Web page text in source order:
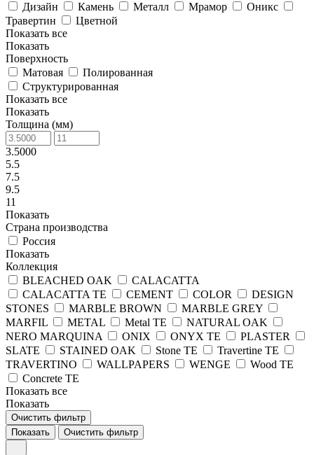
Дизайн
Камень Металл Мрамор
Оникс
Травертин
Цветной
Показать все
Показать
Поверхность
Матовая
Полированная
Структурированная
Показать все
Показать
Толщина (мм)
3.5000
5.5
7.5
9.5
11
Показать
Страна производства
Россия
Показать
Коллекция
BLEACHED OAK
CALACATTA
CALACATTA TE
CEMENT COLOR
DESIGN
STONES
MARBLE BROWN
MARBLE GREY
MARFIL
METAL Metal TE
NATURAL OAK
NERO MARQUINA
ONIX ONYX TE
PLASTER
SLATE
STAINED OAK Stone TE
Travertine TE
TRAVERTINO
WALLPAPERS WENGE
Wood TE
Сoncrete TE
Показать все
Показать
Очистить фильтр
Показать
Очистить фильтр